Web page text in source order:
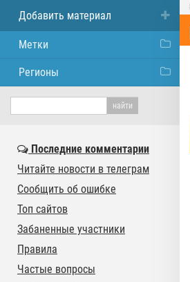
Добавить материал
Метки
Регионы
Последние комментарии
Читайте новости в телеграм
Сообщить об ошибке
Топ сайтов
Забаненные участники
Правила
Частые вопросы